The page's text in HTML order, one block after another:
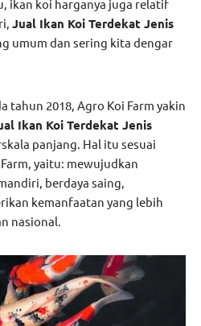
ikan koi harganya juga relatif
Jual Ikan Koi Terdekat Jenis
umum dan sering kita dengar
tahun 2018, Agro Koi Farm yakin
Ikan Koi Terdekat Jenis
panjang. Hal itu sesuai
yaitu: mewujudkan
berdaya saing,
kemanfaatan yang lebih
nasional.